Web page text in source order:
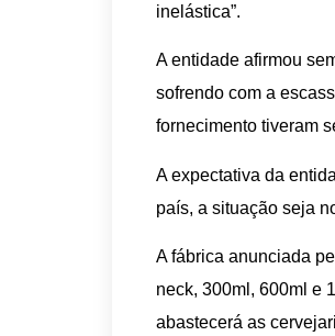
inelástica”.
A entidade afirmou
sofrendo com a
fornecimento tiveram
A expectativa da
país, a situação seja
A fábrica anunciada
neck, 300ml, 600ml e
abastecerá as